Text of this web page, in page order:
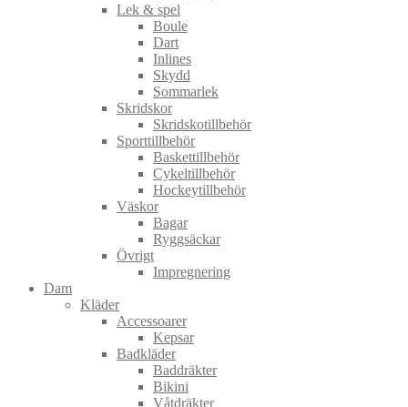
Lek & spel
Boule
Dart
Inlines
Skydd
Sommarlek
Skridskor
Skridskotillbehör
Sporttillbehör
Baskettillbehör
Cykeltillbehör
Hockeytillbehör
Väskor
Bagar
Ryggsäckar
Övrigt
Impregnering
Dam
Kläder
Accessoarer
Kepsar
Badkläder
Baddräkter
Bikini
Våtdräkter